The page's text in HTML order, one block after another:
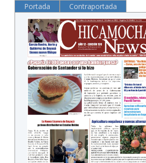
Portada Contraportada